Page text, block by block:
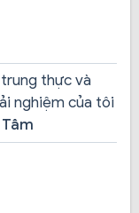
thi bằng lái xe.
học viên tham
riêng cho bản
thực và
nghiệm của tôi